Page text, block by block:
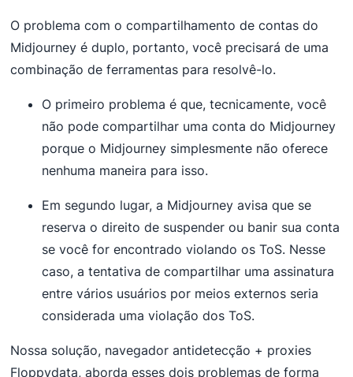
O problema com o compartilhamento de contas do
Midjourney é duplo, portanto, você precisará de uma
combinação de ferramentas para resolvê-lo.
O primeiro problema é que, tecnicamente, você
não pode compartilhar uma conta do Midjourney
porque o Midjourney simplesmente não oferece
nenhuma maneira para isso.
Em segundo lugar, a Midjourney avisa que se
reserva o direito de suspender ou banir sua conta
se você for encontrado violando os ToS. Nesse
caso, a tentativa de compartilhar uma assinatura
entre vários usuários por meios externos seria
considerada uma violação dos ToS.
Nossa solução, navegador antidetecção + proxies
Floppydata, aborda esses dois problemas de forma